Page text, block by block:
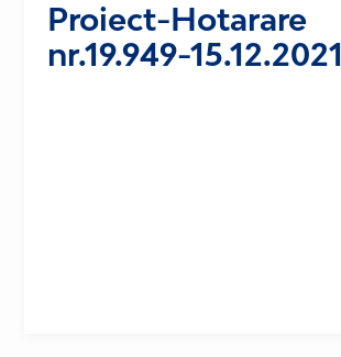
Proiect-Hotarare
nr.19.949-15.12.2021